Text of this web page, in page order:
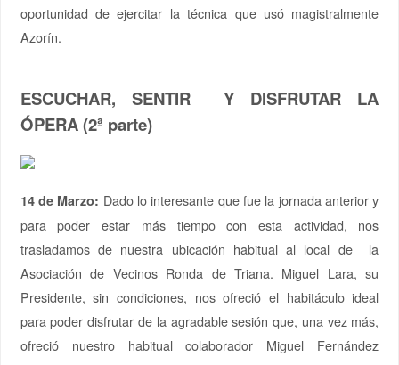
oportunidad de ejercitar la técnica que usó magistralmente
Azorín.
ESCUCHAR, SENTIR Y DISFRUTAR LA
ÓPERA (2ª parte)
14 de Marzo: Dado lo interesante que fue la jornada anterior y
para poder estar más tiempo con esta actividad, nos
trasladamos de nuestra ubicación habitual al local de la
Asociación de Vecinos Ronda de Triana. Miguel Lara, su
Presidente, sin condiciones, nos ofreció el habitáculo ideal
para poder disfrutar de la agradable sesión que, una vez más,
ofreció nuestro habitual colaborador Miguel Fernández